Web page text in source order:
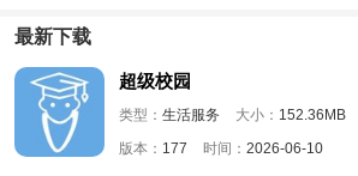
最新下载
超级校园
类型： 生活服务 大小： 152.36MB
版本： 177 时间： 2026-06-10